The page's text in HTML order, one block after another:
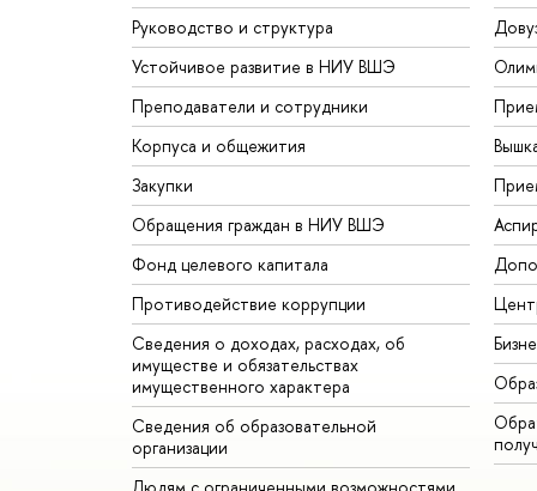
Руководство и структура
Устойчивое развитие в НИУ ВШЭ
Преподаватели и сотрудники
Корпуса и общежития
Закупки
Обращения граждан в НИУ ВШЭ
Фонд целевого капитала
Противодействие коррупции
Сведения о доходах, расходах, об
имуществе и обязательствах
имущественного характера
Сведения об образовательной
организации